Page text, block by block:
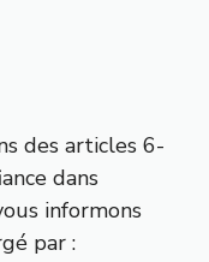
des articles 6-
dans
informons
par :